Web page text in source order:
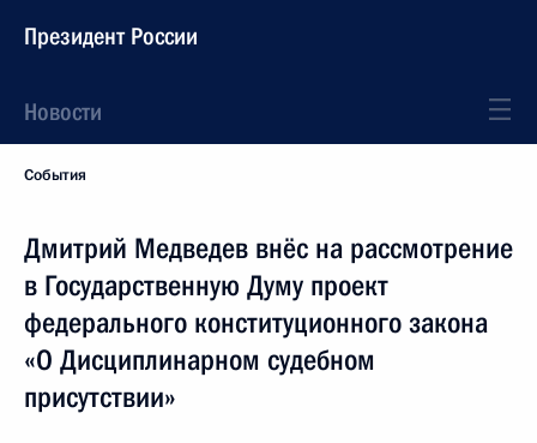
Президент России
Новости
События
Дмитрий Медведев внёс на рассмотрение
в Государственную Думу проект
федерального конституционного закона
«О Дисциплинарном судебном
присутствии»